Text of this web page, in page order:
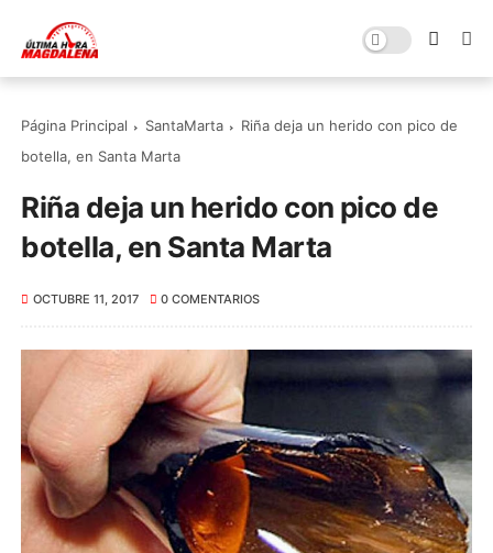
Página Principal SantaMarta
Riña deja un herido con pico de
botella, en Santa Marta
Riña deja un herido con pico de
botella, en Santa Marta
OCTUBRE 11, 2017 0 COMENTARIOS